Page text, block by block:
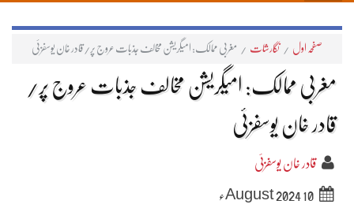
صفحہ اول / نگارشات / مغربی ممالک: امیگریشن مخالف جذبات عروج پر/قادر خان یوسفزئی
مغربی ممالک: امیگریشن مخالف جذبات عروج پر/
قادر خان یوسفزئی
قادر خان یوسفزئی
10 August 2024ء